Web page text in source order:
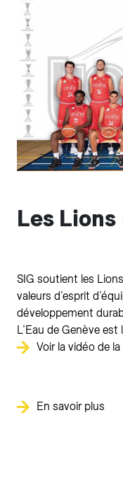
Les Lions
SIG soutient les
valeurs d’esprit
développement
L’Eau de Genève
Voir la vidéo de
En savoir plus